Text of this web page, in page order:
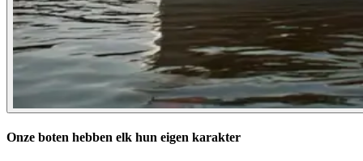
Onze boten hebben elk hun eigen karakter